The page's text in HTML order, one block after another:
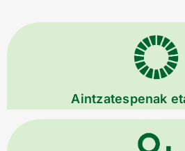
Aintzatespenak